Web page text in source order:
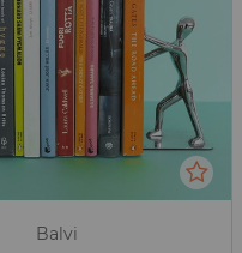
Balvi